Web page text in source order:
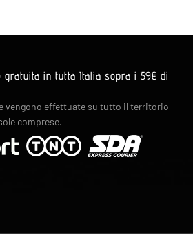
gratuita in tutta Italia sopra i 59€ di
vengono effettuate su tutto il territorio
comprese.